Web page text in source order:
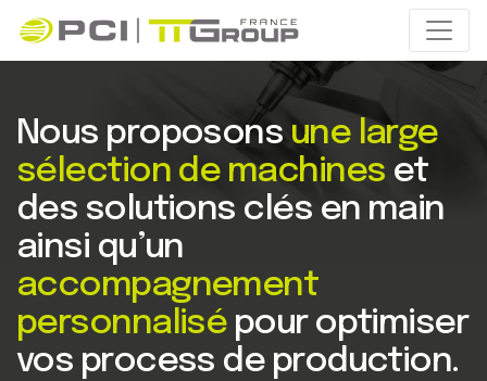
Nous proposons une large
sélection de machines et
des solutions clés en main
ainsi qu’un
accompagnement
personnalisé pour optimiser
vos process de production.